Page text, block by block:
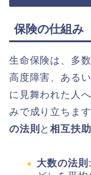
保険の仕組み
生命保険は、多
高度障害、ある
に見舞われた人
みで成り立ちま
の法則 と相互扶助
大数の法則